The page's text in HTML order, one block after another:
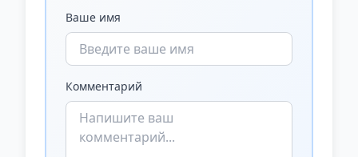
Ваше имя
Комментарий